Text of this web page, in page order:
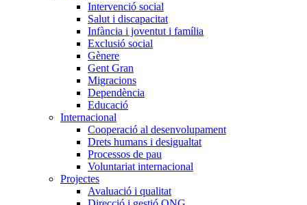
Intervenció social
Salut i discapacitat
Infància i joventut i família
Exclusió social
Gènere
Gent Gran
Migracions
Dependència
Educació
Internacional
Cooperació al desenvolupament
Drets humans i desigualtat
Processos de pau
Voluntariat internacional
Projectes
Avaluació i qualitat